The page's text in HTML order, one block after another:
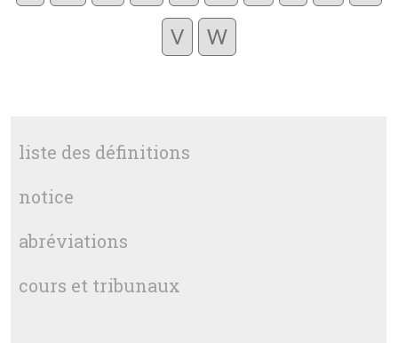
V W
liste des définitions
notice
abréviations
cours et tribunaux